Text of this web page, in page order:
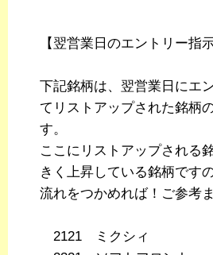
【翌営業日のエントリー指
下記銘柄は、翌営業日にエ
てリストアップされた銘柄
す。
ここにリストアップされる
きく上昇している銘柄です
流れをつかめれば！ご参考
2121 ミクシィ